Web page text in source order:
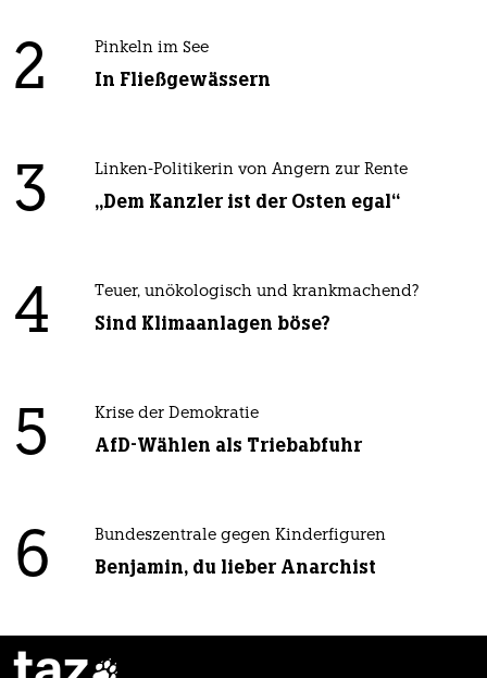
2 Pinkeln im See
In Fließgewässern
3 Linken-Politikerin von Angern zur Rente
„Dem Kanzler ist der Osten egal“
4 Teuer, unökologisch und krankmachend?
Sind Klimaanlagen böse?
5 Krise der Demokratie
AfD-Wählen als Triebabfuhr
6 Bundeszentrale gegen Kinderfiguren
Benjamin, du lieber Anarchist